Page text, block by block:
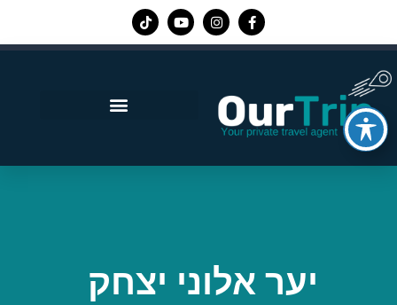
יער אלוני יצחק